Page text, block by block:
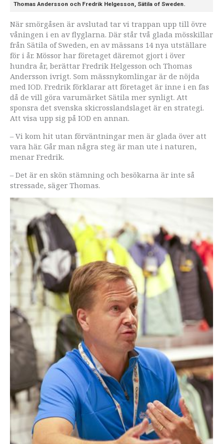
Thomas Andersson och Fredrik Helgesson, Sätila of Sweden.
När smörgåsen är avslutad tar vi trappan upp till övre
våningen i en av flyglarna. Där står två glada mösskillar
från Sätila of Sweden, en av mässans 14 nya utställare
för i år. Mössor har företaget däremot gjort i över
hundra år, berättar Fredrik Helgesson och Thomas
Andersson ivrigt. Som mässnykomlingar är de nöjda
med IOD. Fredrik förklarar att företaget är inne i en fas
då de vill göra varumärket Sätila mer synligt. Att
sponsra det svenska skicrosslandslaget är en strategi.
Att visa upp sig på IOD en annan.
– Vi kom hit utan förväntningar men är glada över att
vara här. Går man några steg är man ute i naturen,
menar Fredrik.
– Det är en skön stämning och besökarna är inte så
stressade, säger Thomas.